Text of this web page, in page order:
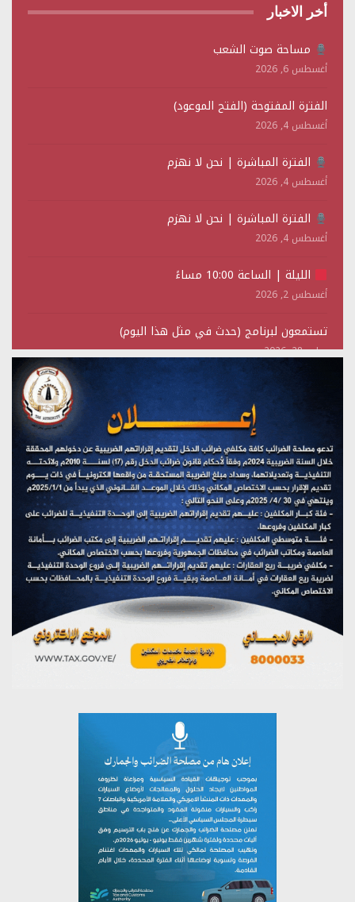
أخر الاخبار
مساحة صوت الشعب
أغسطس 6, 2026
الفترة المفتوحة (الفتح الموعود)
أغسطس 4, 2026
الفترة المباشرة | نحن لا نهزم
أغسطس 4, 2026
الفترة المباشرة | نحن لا نهزم
أغسطس 4, 2026
الليلة | الساعة 10:00 مساءً
أغسطس 2, 2026
تستمعون لبرنامج (حدث في مثل هذا اليوم)
يوليو 28, 2026
(نحن لا نهزم) بث مباشر
تستمعون لبرنامج (هندسة الوهم)
يوليو 28, 2026
مؤتمر صحفي لمركز عين الإنسانية حول جرائم تحالف العدوان
على اليمن
يوليو 27, 2026
تستمعون لبرنامج (مع السيد القائد)
يوليو 26, 2026